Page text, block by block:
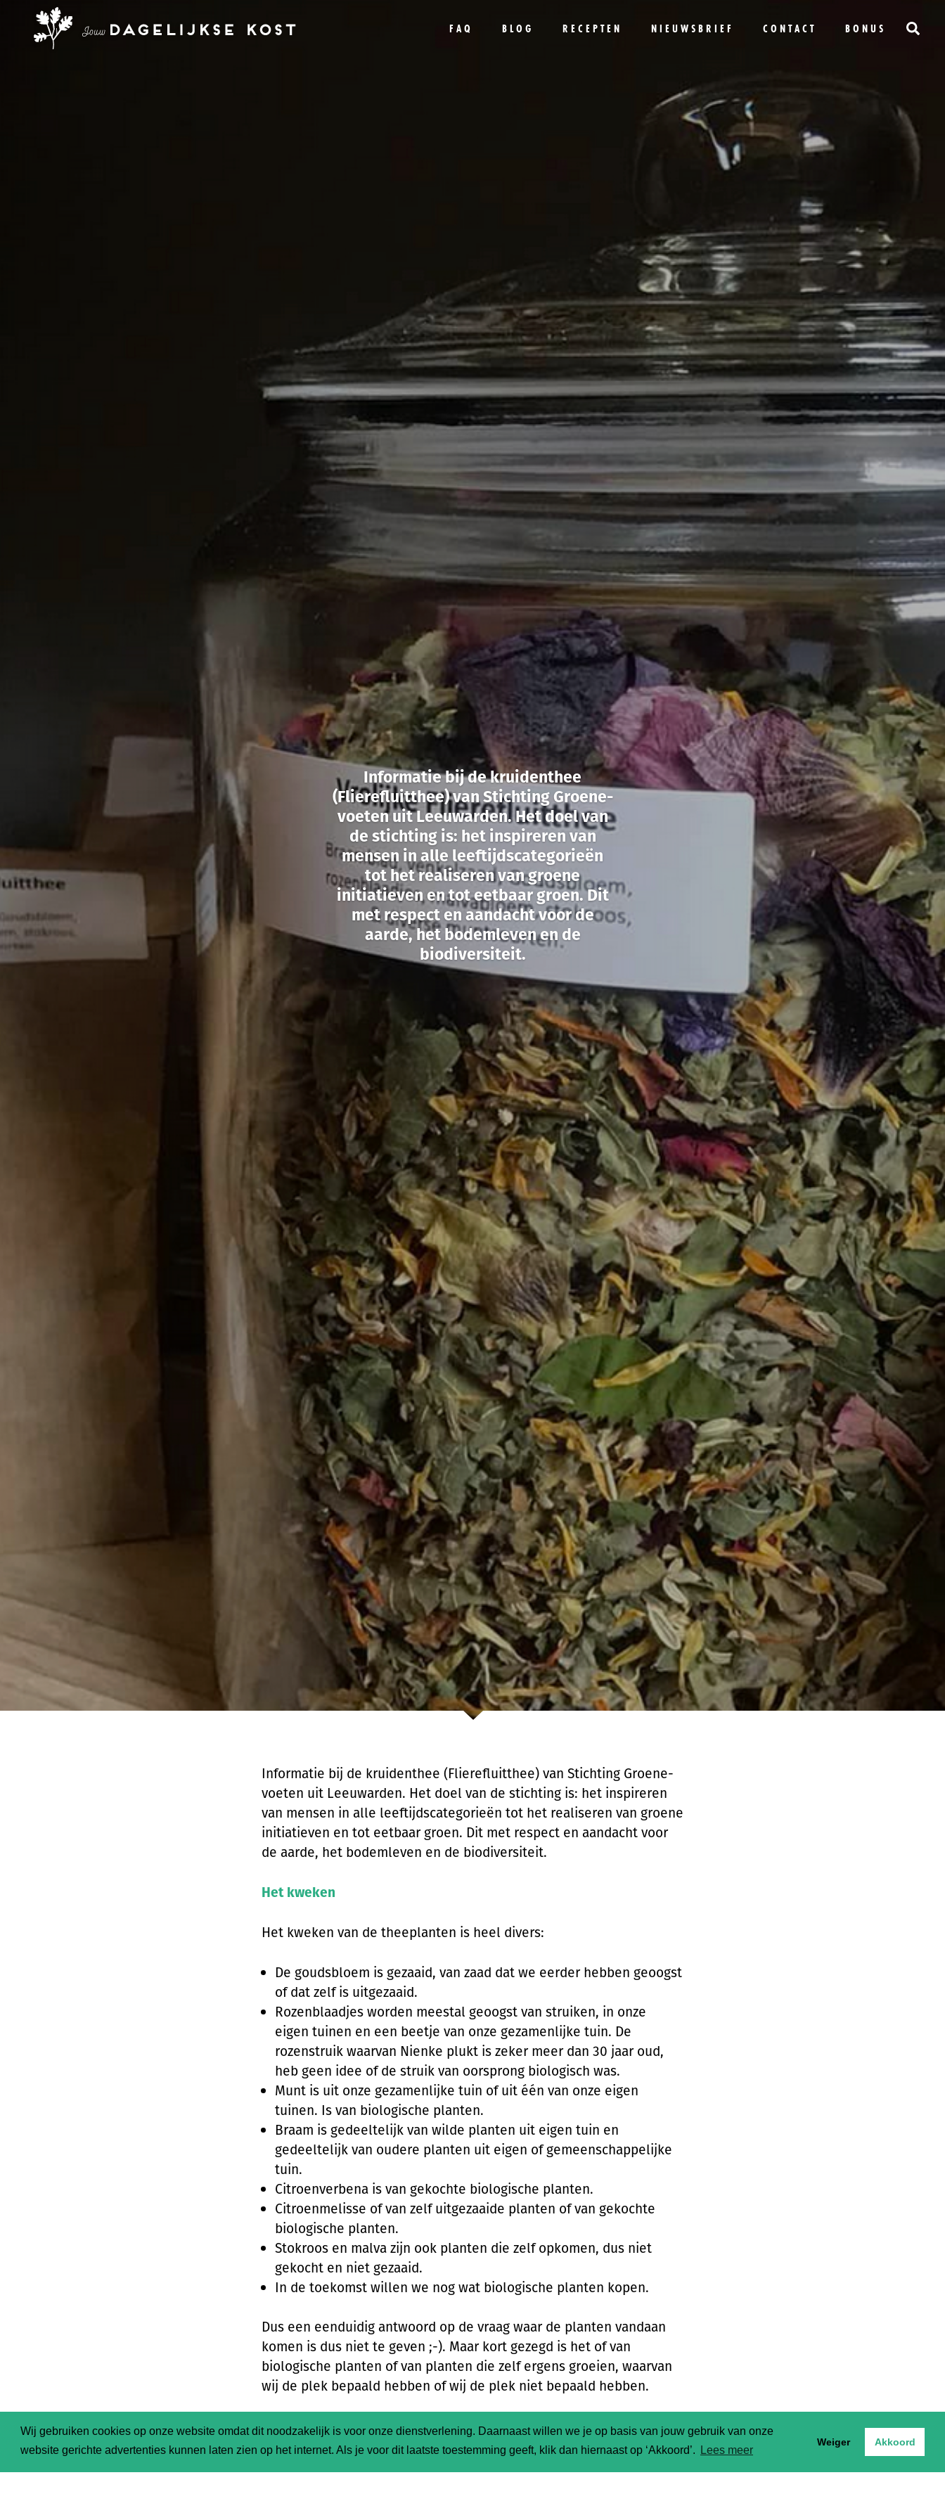
Wij gebruiken cookies op onze website omdat dit noodzakelijk is voor onze dienstverlening. Daarnaast willen we je op basis van jouw gebruik van onze
website gerichte advertenties kunnen laten zien op het internet. Als je voor dit laatste toestemming geeft, klik dan hiernaast op ‘Akkoord’.
Lees meer
Weiger Akkoord
FAQ BLOG RECEPTEN NIEUWSBRIEF CONTACT BONUS
Informatie bij de kruidenthee
(Flierefluitthee) van Stichting Groene-
voeten uit Leeuwarden. Het doel van
de stichting is: het inspireren van
mensen in alle leeftijdscategorieën
tot het realiseren van groene
initiatieven en tot eetbaar groen. Dit
met respect en aandacht voor de
aarde, het bodemleven en de
biodiversiteit.
Informatie bij de kruidenthee (Flierefluitthee) van Stichting Groene-
voeten uit Leeuwarden. Het doel van de stichting is: het inspireren
van mensen in alle leeftijdscategorieën tot het realiseren van groene
initiatieven en tot eetbaar groen. Dit met respect en aandacht voor
de aarde, het bodemleven en de biodiversiteit.
Het kweken
Het kweken van de theeplanten is heel divers:
De goudsbloem is gezaaid, van zaad dat we eerder hebben geoogst
of dat zelf is uitgezaaid.
Rozenblaadjes worden meestal geoogst van struiken, in onze
eigen tuinen en een beetje van onze gezamenlijke tuin. De
rozenstruik waarvan Nienke plukt is zeker meer dan 30 jaar oud,
heb geen idee of de struik van oorsprong biologisch was.
Munt is uit onze gezamenlijke tuin of uit één van onze eigen
tuinen. Is van biologische planten.
Braam is gedeeltelijk van wilde planten uit eigen tuin en
gedeeltelijk van oudere planten uit eigen of gemeenschappelijke
tuin.
Citroenverbena is van gekochte biologische planten.
Citroenmelisse of van zelf uitgezaaide planten of van gekochte
biologische planten.
Stokroos en malva zijn ook planten die zelf opkomen, dus niet
gekocht en niet gezaaid.
In de toekomst willen we nog wat biologische planten kopen.
Dus een eenduidig antwoord op de vraag waar de planten vandaan
komen is dus niet te geven ;-). Maar kort gezegd is het of van
biologische planten of van planten die zelf ergens groeien, waarvan
wij de plek bepaald hebben of wij de plek niet bepaald hebben.
Geen gewasbescherming